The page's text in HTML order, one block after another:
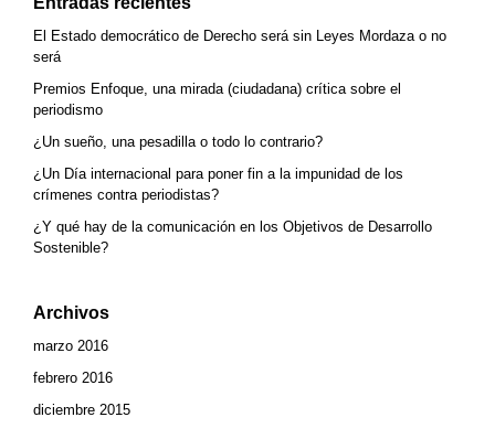
El Estado democrático de Derecho será sin Leyes Mordaza o no
será
Premios Enfoque, una mirada (ciudadana) crítica sobre el
periodismo
¿Un sueño, una pesadilla o todo lo contrario?
¿Un Día internacional para poner fin a la impunidad de los
crímenes contra periodistas?
¿Y qué hay de la comunicación en los Objetivos de Desarrollo
Sostenible?
Archivos
marzo 2016
febrero 2016
diciembre 2015